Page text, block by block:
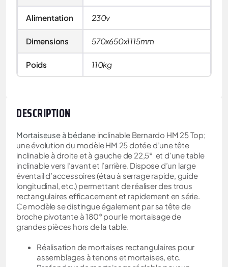
Alimentation 230v
Dimensions 570x650x1115mm
Poids 110kg
DESCRIPTION
Mortaiseuse à bédane inclinable Bernardo HM 25 Top;
une évolution du modèle HM 25 dotée d’une tête
inclinable à droite et à gauche de 22,5° et d’une table
inclinable vers l’avant et l’arrière. Dispose d’un large
éventail d’accessoires (étau à serrage rapide, guide
longitudinal, etc.) permettant de réaliser des trous
rectangulaires efficacement et rapidement en série.
Ce modèle se distingue également par sa tête de
broche pivotante à 180° pour le mortaisage de
grandes pièces hors de la table.
Réalisation de mortaises rectangulaires pour
assemblages à tenons et mortaises, etc.